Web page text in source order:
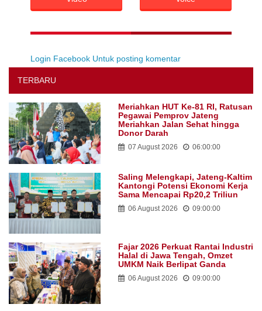
Login Facebook Untuk posting komentar
TERBARU
Meriahkan HUT Ke-81 RI, Ratusan
Pegawai Pemprov Jateng
Meriahkan Jalan Sehat hingga
Donor Darah
07 August 2026 06:00:00
Saling Melengkapi, Jateng-Kaltim
Kantongi Potensi Ekonomi Kerja
Sama Mencapai Rp20,2 Triliun
06 August 2026 09:00:00
Fajar 2026 Perkuat Rantai Industri
Halal di Jawa Tengah, Omzet
UMKM Naik Berlipat Ganda
06 August 2026 09:00:00